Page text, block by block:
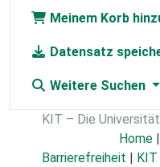
Meinem Korb
Datensatz
Weitere Suchen
KIT – Die
Home |
Barrierefreiheit | KIT